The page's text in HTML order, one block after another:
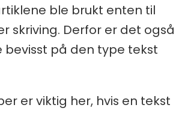
ble brukt enten til
skriving. Derfor er det også
på den type tekst
er viktig her, hvis en tekst